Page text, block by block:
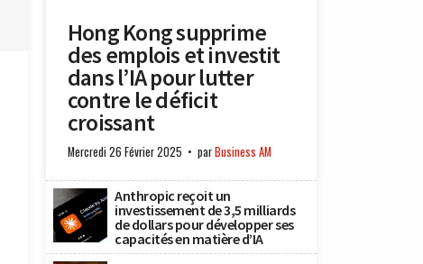
Hong Kong supprime
des emplois et investit
dans l’IA pour lutter
contre le déficit
croissant
Mercredi 26 Février 2025 parBusiness AM
Anthropic reçoit un
investissement de 3,5 milliards
de dollars pour développer ses
capacités en matière d’IA